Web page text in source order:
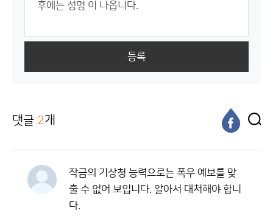
등록
댓글 2개
작금의 기상청 능력으로는 폭우 예보를 맞
출 수 없어 보입니다. 알아서 대처해야 합니
다.